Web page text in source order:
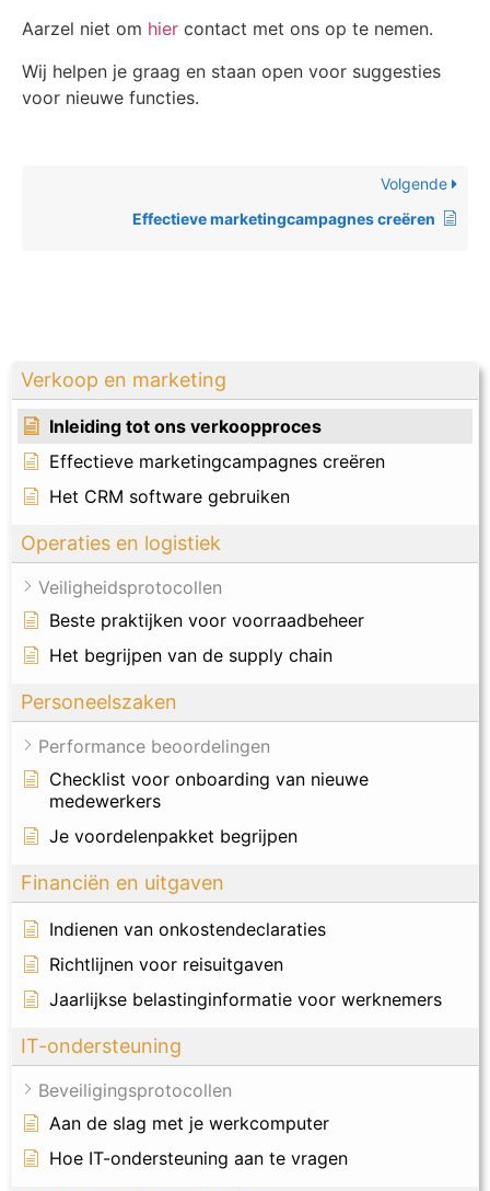
Verkoop en marketing
Inleiding tot ons verkoopproces
Effectieve marketingcampagnes creëren
Het CRM software gebruiken
Operaties en logistiek
Veiligheidsprotocollen
Beste praktijken voor voorraadbeheer
Het begrijpen van de supply chain
Personeelszaken
Performance beoordelingen
Checklist voor onboarding van nieuwe
medewerkers
Je voordelenpakket begrijpen
Financiën en uitgaven
Indienen van onkostendeclaraties
Richtlijnen voor reisuitgaven
Jaarlijkse belastinginformatie voor werknemers
IT-ondersteuning
Beveiligingsprotocollen
Aan de slag met je werkcomputer
Hoe IT-ondersteuning aan te vragen
Aarzel niet om hier contact met ons op te nemen.
Wij helpen je graag en staan ​​open voor suggesties
voor nieuwe functies.
Volgende
Effectieve marketingcampagnes creëren